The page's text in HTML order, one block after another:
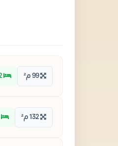
99 م² 2 غرفة
132 م²